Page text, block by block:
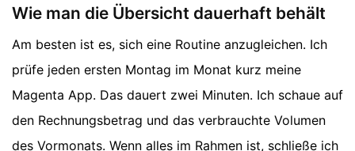
Wie man die Übersicht dauerhaft behält
Am besten ist es, sich eine Routine anzugleichen. Ich
prüfe jeden ersten Montag im Monat kurz meine
Magenta App. Das dauert zwei Minuten. Ich schaue auf
den Rechnungsbetrag und das verbrauchte Volumen
des Vormonats. Wenn alles im Rahmen ist, schließe ich